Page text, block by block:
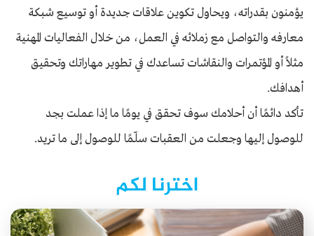
يؤمنون بقدراته، ويحاول تكوين علاقات جديدة أو توسيع شبكة
معارفه والتواصل مع زملائه في العمل، من خلال الفعاليات المهنية
مثلاً أو المؤتمرات والنقاشات تساعدك في تطوير مهاراتك وتحقيق
أهدافك.
تأكد دائمًا أن أحلامك سوف تحقق في يومًا ما إذا عملت بجد
للوصول إليها وجعلت من العقبات سلّمًا للوصول إلى ما تريد.
اخترنا لكم